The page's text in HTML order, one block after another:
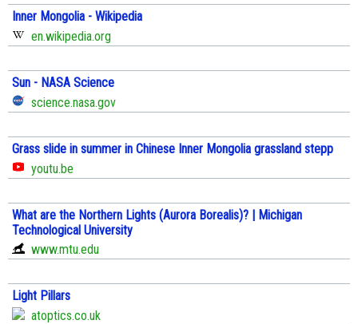
Inner Mongolia - Wikipedia
en.wikipedia.org
Sun - NASA Science
science.nasa.gov
Grass slide in summer in Chinese Inner Mongolia grassland stepp
youtu.be
What are the Northern Lights (Aurora Borealis)? | Michigan
Technological University
www.mtu.edu
Light Pillars
atoptics.co.uk